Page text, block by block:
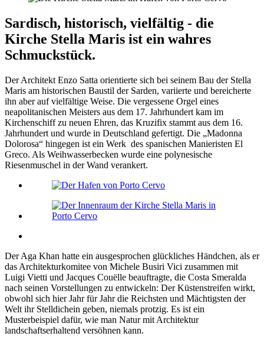
Sardisch, historisch, vielfältig - die
Kirche Stella Maris ist ein wahres
Schmuckstück.
Der Architekt Enzo Satta orientierte sich bei seinem Bau der Stella
Maris am historischen Baustil der Sarden, variierte und bereicherte
ihn aber auf vielfältige Weise. Die vergessene Orgel eines
neapolitanischen Meisters aus dem 17. Jahrhundert kam im
Kirchenschiff zu neuen Ehren, das Kruzifix stammt aus dem 16.
Jahrhundert und wurde in Deutschland gefertigt. Die „Madonna
Dolorosa“ hingegen ist ein Werk des spanischen Manieristen El
Greco. Als Weihwasserbecken wurde eine polynesische
Riesenmuschel in der Wand verankert.
Der Aga Khan hatte ein ausgesprochen glückliches Händchen, als er
das Architekturkomitee von Michele Busiri Vici zusammen mit
Luigi Vietti und Jacques Couëlle beauftragte, die Costa Smeralda
nach seinen Vorstellungen zu entwickeln: Der Küstenstreifen wirkt,
obwohl sich hier Jahr für Jahr die Reichsten und Mächtigsten der
Welt ihr Stelldichein geben, niemals protzig. Es ist ein
Musterbeispiel dafür, wie man Natur mit Architektur
landschaftserhaltend versöhnen kann.